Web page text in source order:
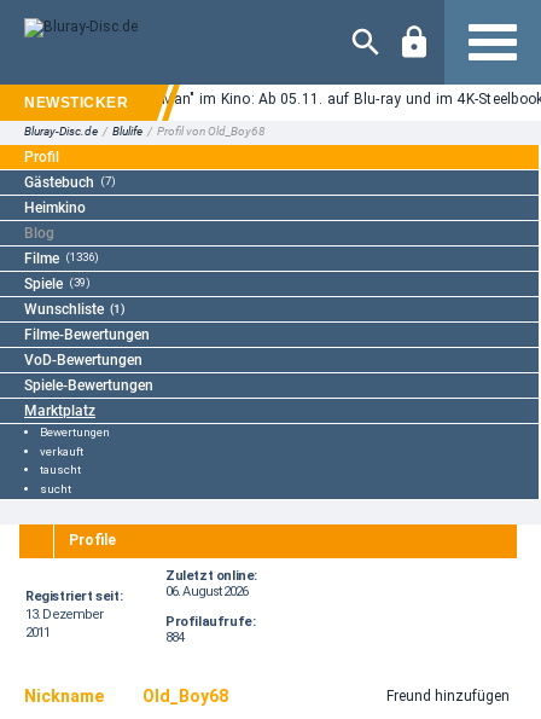
Navigation
Horror "Ice Cream Man" im Kino: Ab 05.11. auf Blu-ray und im 4K-Steelbook
Bluray-Disc.de / Blulife / Profil von Old_Boy68
Profil
Gästebuch
(7)
Heimkino
Blog
Filme (1336)
Spiele (39)
Wunschliste (1)
Filme-Bewertungen
VoD-Bewertungen
Spiele-Bewertungen
Marktplatz
Bewertungen
verkauft
tauscht
sucht
Profile
Registriert seit:
13. Dezember
2011
Zuletzt online:
06. August 2026
Profilaufrufe:
884
Nickname Old_Boy68 Freund hinzufügen